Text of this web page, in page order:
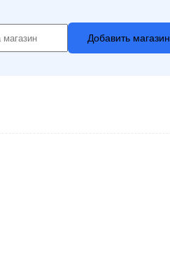
Добавить магазин